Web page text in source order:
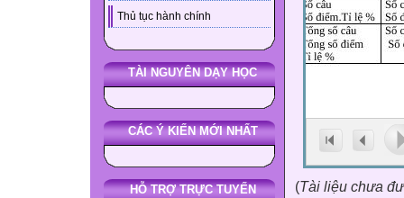
Thủ tục hành chính
TÀI NGUYÊN DẠY HỌC
CÁC Ý KIẾN MỚI NHẤT
HỖ TRỢ TRỰC TUYẾN (Tài liệu chưa